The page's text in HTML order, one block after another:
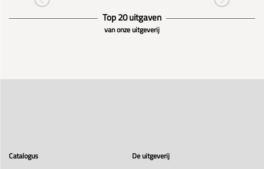
Top 20 uitgaven
van onze uitgeverij
Catalogus
De uitgeverij